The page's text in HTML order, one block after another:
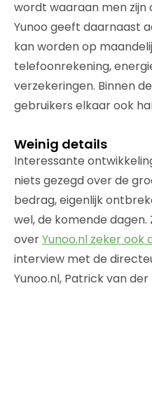
wordt waaraan men zijn
Yunoo geeft daarnaast
kan worden op
telefoonrekening,
verzekeringen. Binnen
gebruikers elkaar ook
Weinig details
Interessante
niets gezegd over de
bedrag, eigenlijk
wel, de komende
overYunoo.nl zeker ook
interview met de
Yunoo.nl, Patrick van